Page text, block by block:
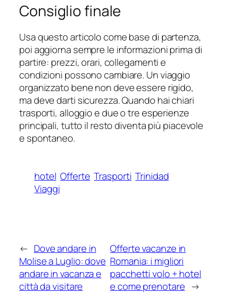
Consiglio finale
Usa questo articolo come base di partenza,
poi aggiorna sempre le informazioni prima di
partire: prezzi, orari, collegamenti e
condizioni possono cambiare. Un viaggio
organizzato bene non deve essere rigido,
ma deve darti sicurezza. Quando hai chiari
trasporti, alloggio e due o tre esperienze
principali, tutto il resto diventa più piacevole
e spontaneo.
hotel Offerte Trasporti Trinidad
Viaggi
← Dove andare in
Molise a Luglio: dove
andare in vacanza e
città da visitare
Offerte vacanze in
Romania: i migliori
pacchetti volo + hotel
e come prenotare →